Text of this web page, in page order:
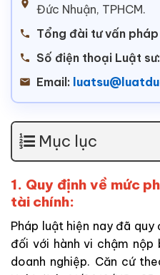
Đức Nhuận, TPHCM.
Tổng đài tư vấn
Số điện thoại Luật sư:
Email:
Mục lục
1. Quy định về mức
tài chính:
Pháp luật hiện nay đã
đối với hành vi chậm
doanh nghiệp. Căn cứ